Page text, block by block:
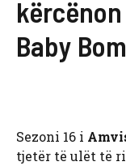
Baby
Sezoni 16 i
tjetër të ulët të